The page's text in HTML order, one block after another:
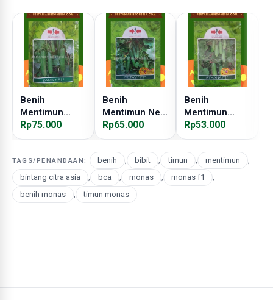
Benih
Mentimun
Zatavy
Rp75.000
Benih
Mentimun New
Metavy
Rp65.000
Benih
Mentimun
Ethana
Rp53.000
TAGS/PENANDAAN: benih , bibit , timun , mentimun
,
bintang citra asia
, bca , monas , monas f1
,
benih monas
, timun monas